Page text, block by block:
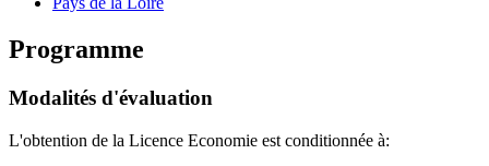
Programme
Modalités d'évaluation
L'obtention de la Licence Economie est conditionnée à: